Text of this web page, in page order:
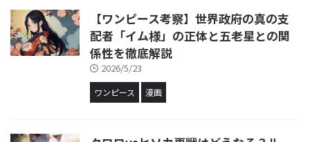
【ワンピース考察】世界政府の真の支
配者「イム様」の正体と五老星との関
係性を徹底解説
2026/5/23
ワンピース 漫画